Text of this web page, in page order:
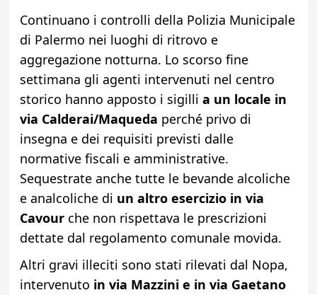
Continuano i controlli della Polizia Municipale
di Palermo nei luoghi di ritrovo e
aggregazione notturna. Lo scorso fine
settimana gli agenti intervenuti nel centro
storico hanno apposto i sigilli a un locale in
via Calderai/Maqueda perché privo di
insegna e dei requisiti previsti dalle
normative fiscali e amministrative.
Sequestrate anche tutte le bevande alcoliche
e analcoliche di un altro esercizio in via
Cavourche non rispettava le prescrizioni
dettate dal regolamento comunale movida.
Altri gravi illeciti sono stati rilevati dal Nopa,
intervenuto in via Mazzini e in via Gaetano